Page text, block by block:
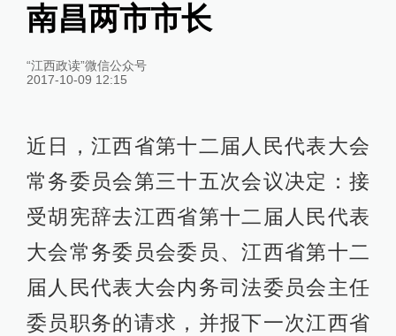
南昌两市市长
“江西政读”微信公众号
2017-10-09 12:15
近日，江西省第十二届人民代表大会
常务委员会第三十五次会议决定：接
受胡宪辞去江西省第十二届人民代表
大会常务委员会委员、江西省第十二
届人民代表大会内务司法委员会主任
委员职务的请求，并报下一次江西省